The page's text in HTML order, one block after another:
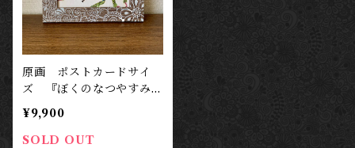
原画 ポストカードサイ
ズ 『ぼくのなつやすみ』
カブトムシ
¥9,900
SOLD OUT